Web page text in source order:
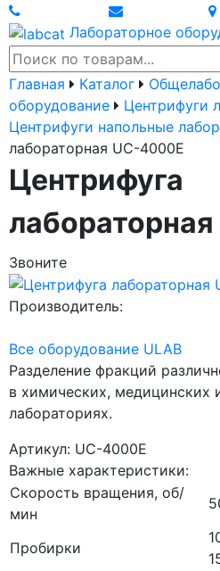
Лабораторное
Главная Каталог
оборудование
Центрифуги
Центрифуги напольные
лабораторная UC-4000Е
Центрифуга
Звоните
Производитель:
Все оборудование ULAB
Разделение фракций
в химических,
лабораториях.
Артикул: UC-4000Е
Важные характеристики:
Скорость вращения, об/
мин
Пробирки